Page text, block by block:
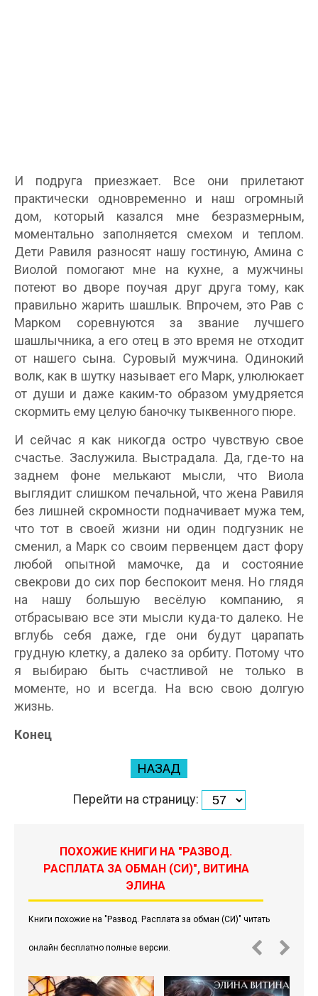
И подруга приезжает. Все они прилетают
практически одновременно и наш огромный
дом, который казался мне безразмерным,
моментально заполняется смехом и теплом.
Дети Равиля разносят нашу гостиную, Амина с
Виолой помогают мне на кухне, а мужчины
потеют во дворе поучая друг друга тому, как
правильно жарить шашлык. Впрочем, это Рав с
Марком соревнуются за звание лучшего
шашлычника, а его отец в это время не отходит
от нашего сына. Суровый мужчина. Одинокий
волк, как в шутку называет его Марк, улюлюкает
от души и даже каким-то образом умудряется
скормить ему целую баночку тыквенного пюре.
И сейчас я как никогда остро чувствую свое
счастье. Заслужила. Выстрадала. Да, где-то на
заднем фоне мелькают мысли, что Виола
выглядит слишком печальной, что жена Равиля
без лишней скромности подначивает мужа тем,
что тот в своей жизни ни один подгузник не
сменил, а Марк со своим первенцем даст фору
любой опытной мамочке, да и состояние
свекрови до сих пор беспокоит меня. Но глядя
на нашу большую весёлую компанию, я
отбрасываю все эти мысли куда-то далеко. Не
вглубь себя даже, где они будут царапать
грудную клетку, а далеко за орбиту. Потому что
я выбираю быть счастливой не только в
моменте, но и всегда. На всю свою долгую
жизнь.
Конец
НАЗАД
Перейти на страницу:
ПОХОЖИЕ КНИГИ НА "РАЗВОД.
РАСПЛАТА ЗА ОБМАН (СИ)", ВИТИНА
ЭЛИНА
Книги похожие на "Развод. Расплата за обман (СИ)" читать
онлайн бесплатно полные версии.